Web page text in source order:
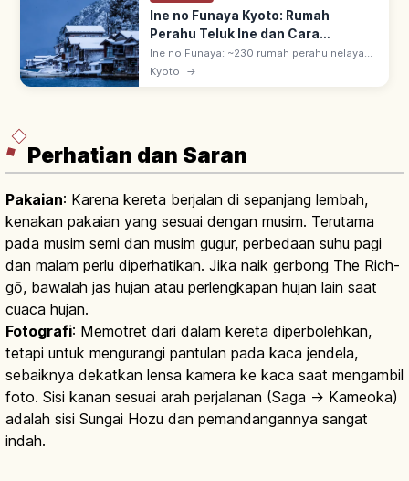
Ine no Funaya Kyoto: Rumah
Perahu Teluk Ine dan Cara
Berkunjung
Ine no Funaya: ~230 rumah perahu nelayan
di Teluk Ine, Semenanjung Tango, Kyoto
utara. Lantai 1 garasi perahu, lantai 2 tempat
Kyoto →
Perhatian dan Saran
Pakaian: Karena kereta berjalan di sepanjang lembah,
kenakan pakaian yang sesuai dengan musim. Terutama
pada musim semi dan musim gugur, perbedaan suhu pagi
dan malam perlu diperhatikan. Jika naik gerbong The Rich-
gō, bawalah jas hujan atau perlengkapan hujan lain saat
cuaca hujan.
Fotografi: Memotret dari dalam kereta diperbolehkan,
tetapi untuk mengurangi pantulan pada kaca jendela,
sebaiknya dekatkan lensa kamera ke kaca saat mengambil
foto. Sisi kanan sesuai arah perjalanan (Saga → Kameoka)
adalah sisi Sungai Hozu dan pemandangannya sangat
indah.